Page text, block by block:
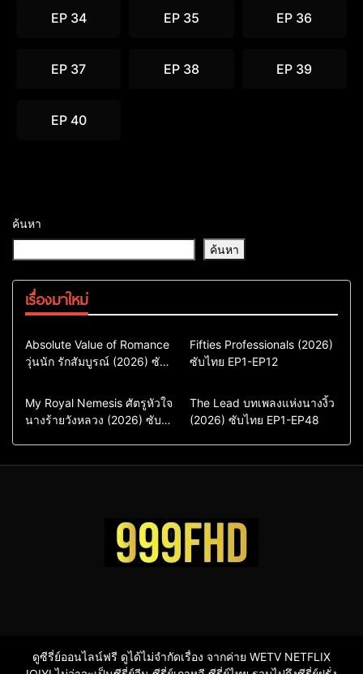
EP 34 EP 35 EP 36
EP 37 EP 38 EP 39
EP 40
ค้นหา
ค้นหา
เรื่องมาใหม่
Comedy
Drama
ซีรี่ย์เกาหลี
ซีรี่ย์เกาหลีพากย์ไทย
Absolute Value of Romance
วุ่นนัก รักสัมบูรณ์ (2026) ซับ
Action & Adventure
Comedy
Drama
ซีรี่ย์เกาหลีซับไทย
Fifties Professionals (2026)
ซับไทย EP1-EP12
Comedy
Drama
Sci-Fi & Fantasy
My Royal Nemesis ศัตรูหัวใจ
นางร้ายวังหลวง (2026) ซับ
Drama
ซีรี่ย์จีน
ซีรี่ย์จีนซับไทย
The Lead บทเพลงแห่งนางงิ้ว
(2026) ซับไทย EP1-EP48
ดูซีรี่ย์ออนไลน์ฟรี ดูได้ไม่จำกัดเรื่อง จากค่าย WETV NETFLIX